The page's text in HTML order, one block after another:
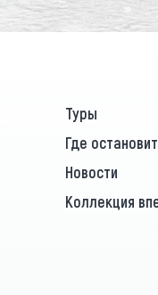
Туры
Где
Новости
Коллекция